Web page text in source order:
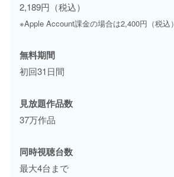
2,189円（税込）
※Apple Account課金の場合は2,400円（税込）
無料期間
初回31日間
見放題作品数
37万作品
同時視聴台数
最大4台まで